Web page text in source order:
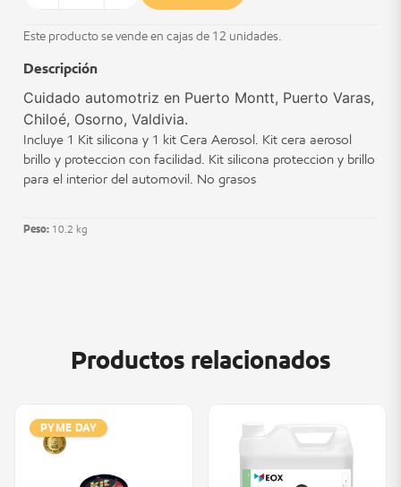
Este producto se vende en cajas de 12 unidades.
Descripción
Cuidado automotriz en Puerto Montt, Puerto Varas,
Chiloé, Osorno, Valdivia.
Incluye 1 Kit silicona y 1 kit Cera Aerosol. Kit cera aerosol
brillo y protección con facilidad. Kit silicona protección y brillo
para el interior del automóvil. No grasos
Peso: 10.2 kg
Productos relacionados
PYME DAY